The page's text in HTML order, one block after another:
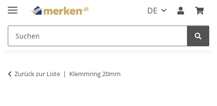
DE
Zurück zur Liste Klemmring 20mm